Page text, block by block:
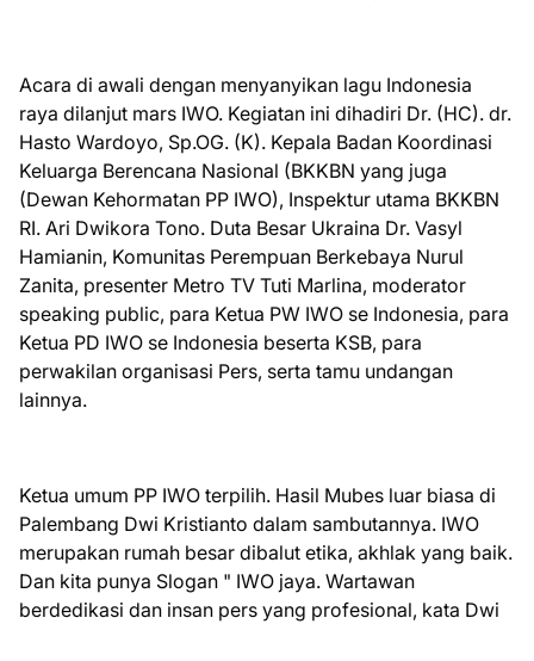
Acara di awali dengan menyanyikan lagu Indonesia
raya dilanjut mars IWO. Kegiatan ini dihadiri Dr. (HC). dr.
Hasto Wardoyo, Sp.OG. (K). Kepala Badan Koordinasi
Keluarga Berencana Nasional (BKKBN yang juga
(Dewan Kehormatan PP IWO), Inspektur utama BKKBN
RI. Ari Dwikora Tono. Duta Besar Ukraina Dr. Vasyl
Hamianin, Komunitas Perempuan Berkebaya Nurul
Zanita, presenter Metro TV Tuti Marlina, moderator
speaking public, para Ketua PW IWO se Indonesia, para
Ketua PD IWO se Indonesia beserta KSB, para
perwakilan organisasi Pers, serta tamu undangan
lainnya.
Ketua umum PP IWO terpilih. Hasil Mubes luar biasa di
Palembang Dwi Kristianto dalam sambutannya. IWO
merupakan rumah besar dibalut etika, akhlak yang baik.
Dan kita punya Slogan " IWO jaya. Wartawan
berdedikasi dan insan pers yang profesional, kata Dwi